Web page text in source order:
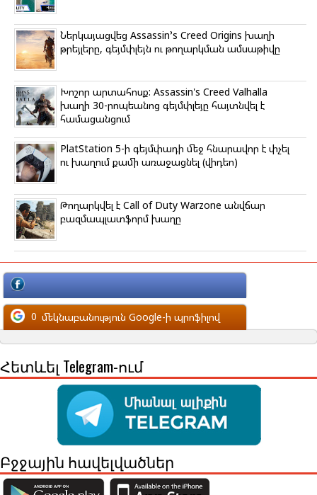
Ներկայացվեց Assassin’s Creed Origins խաղի
թրեյլերը, գեյմփլեյն ու թողարկման ամսաթիվը
Խոշոր արտահոսք: Assassin's Creed Valhalla
խաղի 30-րոպեանոց գեյմփլեյը հայտնվել է
համացանցում
PlatStation 5-ի գեյմփադի մեջ հնարավոր է փչել
ու խաղում քամի առաջացնել (վիդեո)
Թողարկվել է Call of Duty Warzone անվճար
բազմապլատֆորմ խաղը
մեկնաբանություն Facebook-ի պրոֆիլով
0 մեկնաբանություն Google-ի պրոֆիլով
Հետևել Telegram-ում
Բջջային հավելվածներ